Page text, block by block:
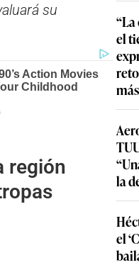
su
región
el
la
el